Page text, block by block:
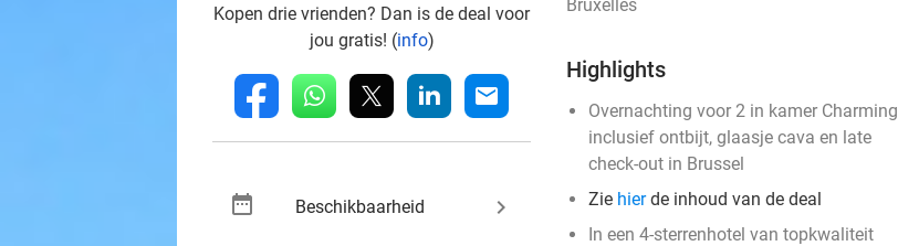
Kopen drie vrienden? Dan is de deal voor
jou gratis! (info)
fb whatsapp linkedin mail
date_range Beschikbaarheid keyboard_arrow_right
Bruxelles
Highlights
Overnachting voor 2 in kamer Charming
inclusief ontbijt, glaasje cava en late
check-out in Brussel
Zie hierde inhoud van de deal
In een 4-sterrenhotel van topkwaliteit